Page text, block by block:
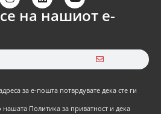
на нашиот е-
за е-пошта потврдувате дека сте ги
нашата Политика за приватност и дека